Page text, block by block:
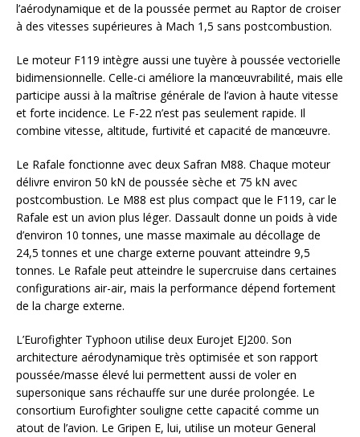
l’aérodynamique et de la poussée permet au Raptor de croiser
à des vitesses supérieures à Mach 1,5 sans postcombustion.
Le moteur F119 intègre aussi une tuyère à poussée vectorielle
bidimensionnelle. Celle-ci améliore la manœuvrabilité, mais elle
participe aussi à la maîtrise générale de l’avion à haute vitesse
et forte incidence. Le F-22 n’est pas seulement rapide. Il
combine vitesse, altitude, furtivité et capacité de manœuvre.
Le Rafale fonctionne avec deux Safran M88. Chaque moteur
délivre environ 50 kN de poussée sèche et 75 kN avec
postcombustion. Le M88 est plus compact que le F119, car le
Rafale est un avion plus léger. Dassault donne un poids à vide
d’environ 10 tonnes, une masse maximale au décollage de
24,5 tonnes et une charge externe pouvant atteindre 9,5
tonnes. Le Rafale peut atteindre le supercruise dans certaines
configurations air-air, mais la performance dépend fortement
de la charge externe.
L’Eurofighter Typhoon utilise deux Eurojet EJ200. Son
architecture aérodynamique très optimisée et son rapport
poussée/masse élevé lui permettent aussi de voler en
supersonique sans réchauffe sur une durée prolongée. Le
consortium Eurofighter souligne cette capacité comme un
atout de l’avion. Le Gripen E, lui, utilise un moteur General